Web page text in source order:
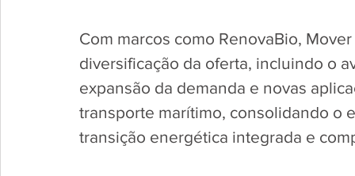
Com marcos como RenovaBio,
diversificação da oferta, incluindo o
expansão da demanda e novas
transporte marítimo, consolidando o
transição energética integrada e